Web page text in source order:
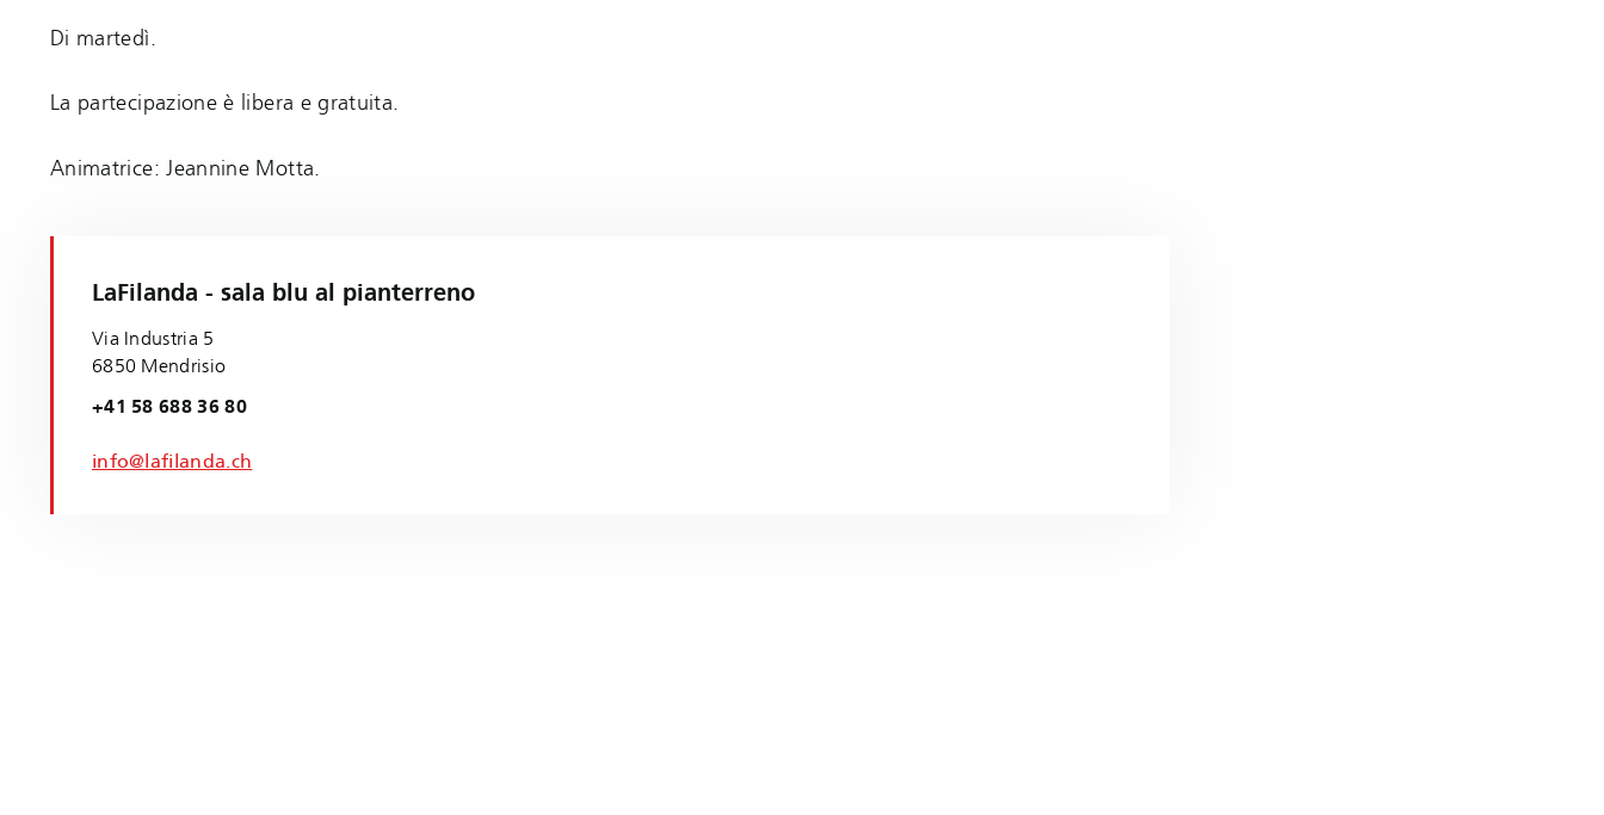
Di martedì.
La partecipazione è libera e gratuita.
Animatrice: Jeannine Motta.
LaFilanda - sala blu al pianterreno
Via Industria 5
6850 Mendrisio
+41 58 688 36 80
info@lafilanda.ch